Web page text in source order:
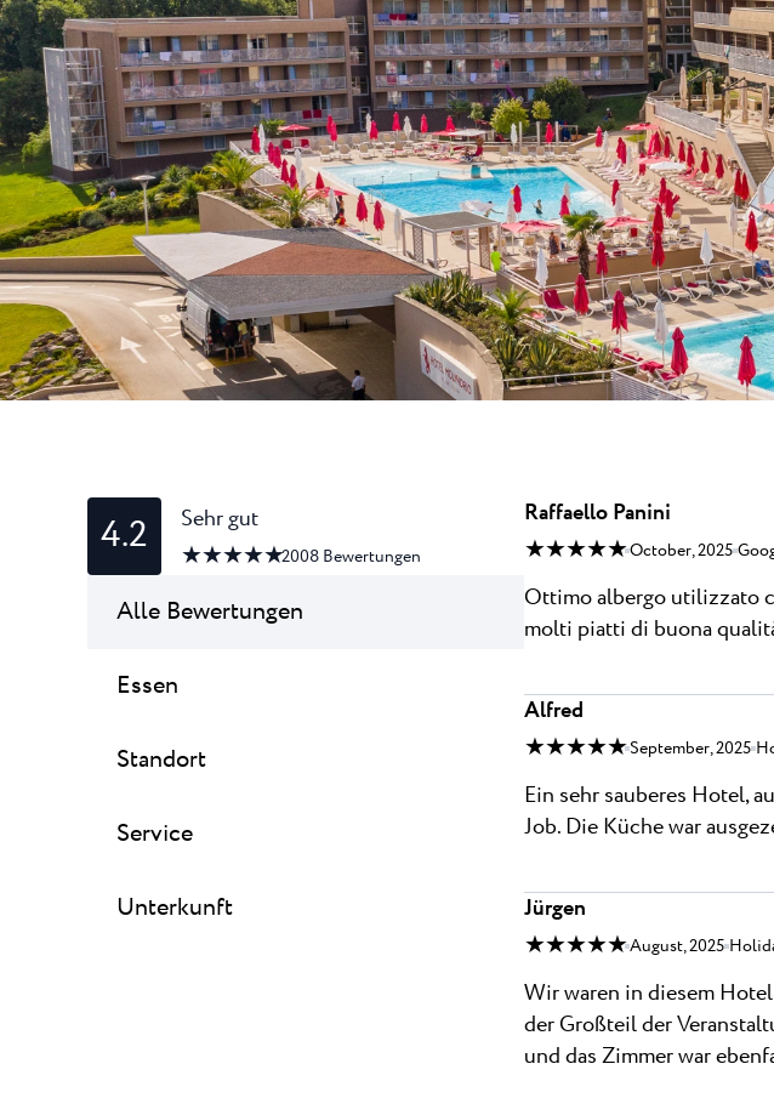
Hotels Umag ★ ★ ★ ★
Hotel Pelegrin Plava Laguna
Hotel Garden Istra Plava Laguna
Residence Garden Istra Plava Laguna
Hotel Umag Plava Laguna
Garden
Hotel
Hotel
Alle
Laguna
In dem bekanntesten Resort von
Umag werden während der ATP...
Alle Resorts
Gastronomie
Pepi Club
Alles Erkunden
4.2 Sehr gut
★ ★ ★ ★ ★2008 Bewertungen
Alle Bewertungen
Essen
Standort
Service
Unterkunft
Raffaello Panini
★ ★ ★ ★ ★ October, 2025
Ottimo albergo utilizzato
molti piatti di buona
Alfred
★ ★ ★ ★ ★ September, 2025
Ein sehr sauberes Hotel,
Job. Die Küche war
Jürgen
★ ★ ★ ★ ★ August, 2025
Wir waren in diesem
der Großteil der
und das Zimmer war